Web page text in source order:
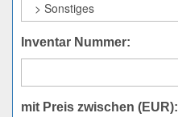
Inventar Nummer:
mit Preis zwischen (EUR):